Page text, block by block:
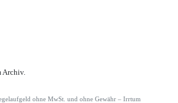
Archiv.
ohne MwSt. und ohne Gewähr – Irrtum